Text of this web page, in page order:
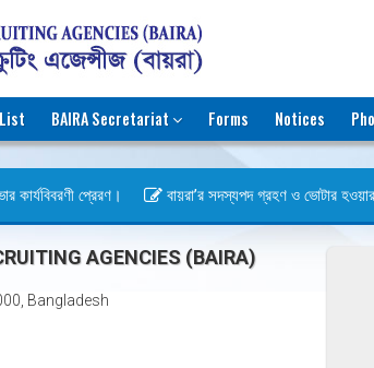
BAIRA Secretariat Forms Notices
প্রেরণ। বায়রা’র সদস্যপদ গ্রহণ ও ভোটার হওয়ার
AGENCIES (BAIRA)
Bangladesh